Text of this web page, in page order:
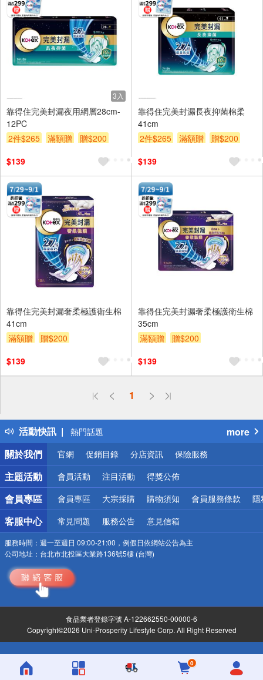
3入
靠得住完美封漏夜用網層28cm-
12PC
2件$265
滿額贈
贈$200
$139
靠得住完美封漏長夜抑菌棉柔
41cm
2件$265
滿額贈
贈$200
$139
靠得住完美封漏奢柔極護衛生棉
41cm
滿額贈
贈$200
$139
靠得住完美封漏奢柔極護衛生棉
35cm
滿額贈
贈$200
$139
1
活動快訊
偏遠地區配送
得獎公告
熱門話題
銀行優惠
偏遠地區配送
詐騙網頁！請小心！
more
關於我們
官網 促銷目錄 分店資訊 保險服務
主題活動 會員活動 注目活動 得獎公佈
會員專區 會員專區 大宗採購 購物須知 會員服務條款 隱
客服中心 常見問題 服務公告 意見信箱
服務時間： 週一至週日 09:00-21:00，例假日依網站公告為主
公司地址： 台北市北投區大業路136號5樓 (台灣)
食品業者登錄字號 A-122662550-00000-6
Copyright©2026 Uni-Prosperity Lifestyle Corp. All Right Reserved
0